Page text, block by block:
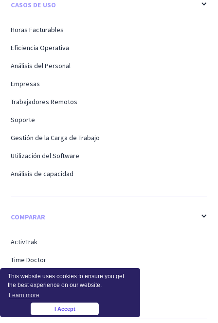
This website uses cookies to ensure you get
the best experience on our website.
Learn more
I Accept
CASOS DE USO
Horas Facturables
Eficiencia Operativa
Análisis del Personal
Empresas
Trabajadores Remotos
Soporte
Gestión de la Carga de Trabajo
Utilización del Software
Análisis de capacidad
COMPARAR
ActivTrak
Time Doctor
Teramina
Personal del centro